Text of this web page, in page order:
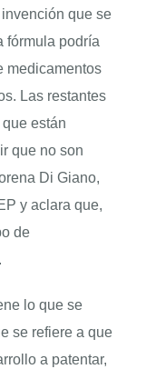
que se
fórmula podría
medicamentos
Las restantes
están
que no son
Di Giano,
y aclara que,
de
lo que se
se refiere a que
a patentar,